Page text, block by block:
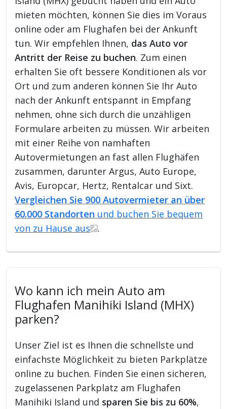
mieten möchten, können Sie dies im Voraus
online oder am Flughafen bei der Ankunft
tun. Wir empfehlen Ihnen, das Auto vor
Antritt der Reise zu buchen. Zum einen
erhalten Sie oft bessere Konditionen als vor
Ort und zum anderen können Sie Ihr Auto
nach der Ankunft entspannt in Empfang
nehmen, ohne sich durch die unzähligen
Formulare arbeiten zu müssen. Wir arbeiten
mit einer Reihe von namhaften
Autovermietungen an fast allen Flughäfen
zusammen, darunter Argus, Auto Europe,
Avis, Europcar, Hertz, Rentalcar und Sixt.
Vergleichen Sie 900 Autovermieter an über
60.000 Standorten und buchen Sie bequem
von zu Hause aus
.
Wo kann ich mein Auto am
Flughafen Manihiki Island (MHX)
parken?
Unser Ziel ist es Ihnen die schnellste und
einfachste Möglichkeit zu bieten Parkplätze
online zu buchen. Finden Sie einen sicheren,
zugelassenen Parkplatz am Flughafen
Manihiki Island und sparen Sie bis zu 60%,